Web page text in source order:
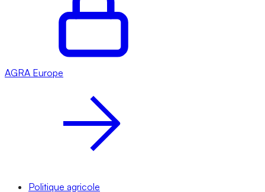
AGRA Europe
Politique agricole